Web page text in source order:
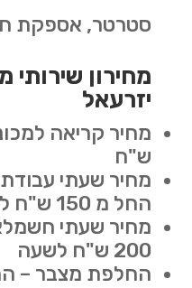
סטרטר, אספקת
מחירון שירותי
יזרעאל
ש"ח
מחיר שעתי
החל מ 150 ש"ח לשעה
מחיר שעתי
200 ש"ח לשעה
החלפת מצבר – החל מ